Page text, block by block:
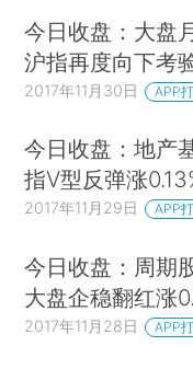
今日收盘：大盘
沪指再度向下考
2017年11月30日 APP
今日收盘：地产
指V型反弹涨
2017年11月29日 APP
今日收盘：周期
大盘企稳翻红涨
2017年11月28日 APP